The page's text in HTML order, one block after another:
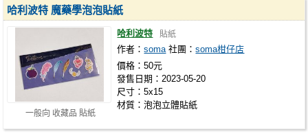
一般向 收藏品 貼紙
哈利波特 魔藥學泡泡貼紙
哈利波特 貼紙
作者：soma 社團：soma柑仔店
價格：50元
發售日期：2023-05-20
尺寸：5x15
材質：泡泡立體貼紙